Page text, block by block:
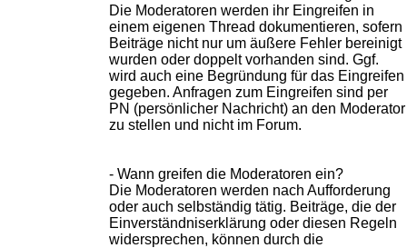
Die Moderatoren werden ihr Eingreifen in
einem eigenen Thread dokumentieren, sofern
Beiträge nicht nur um äußere Fehler bereinigt
wurden oder doppelt vorhanden sind. Ggf.
wird auch eine Begründung für das Eingreifen
gegeben. Anfragen zum Eingreifen sind per
PN (persönlicher Nachricht) an den Moderator
zu stellen und nicht im Forum.
- Wann greifen die Moderatoren ein?
Die Moderatoren werden nach Aufforderung
oder auch selbständig tätig. Beiträge, die der
Einverständniserklärung oder diesen Regeln
widersprechen, können durch die